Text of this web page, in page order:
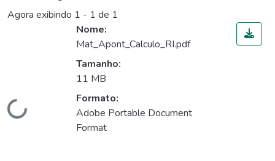
Agora exibindo 1 - 1 de 1
Carregando...
Nome:
Mat_Apont_Calculo_RI.pdf
Tamanho:
11 MB
Formato:
Adobe Portable Document
Format